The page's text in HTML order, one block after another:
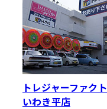
トレジャーファク
いわき平店